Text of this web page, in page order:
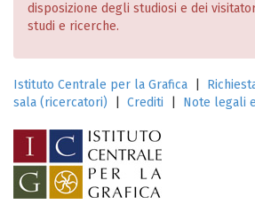
disposizione degli studiosi e dei
studi e ricerche.
Istituto Centrale per la Grafica
sala (ricercatori)
Crediti Note legali